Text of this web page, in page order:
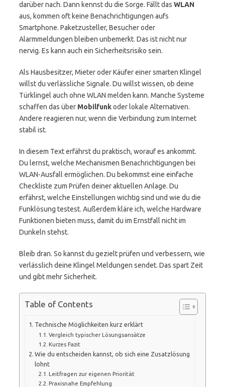
darüber nach. Dann kennst du die Sorge. Fällt das WLAN
aus, kommen oft keine Benachrichtigungen aufs
Smartphone. Paketzusteller, Besucher oder
Alarmmeldungen bleiben unbemerkt. Das ist nicht nur
nervig. Es kann auch ein Sicherheitsrisiko sein.
Als Hausbesitzer, Mieter oder Käufer einer smarten Klingel
willst du verlässliche Signale. Du willst wissen, ob deine
Türklingel auch ohne WLAN melden kann. Manche Systeme
schaffen das über Mobilfunkoder lokale Alternativen.
Andere reagieren nur, wenn die Verbindung zum Internet
stabil ist.
In diesem Text erfährst du praktisch, worauf es ankommt.
Du lernst, welche Mechanismen Benachrichtigungen bei
WLAN-Ausfall ermöglichen. Du bekommst eine einfache
Checkliste zum Prüfen deiner aktuellen Anlage. Du
erfährst, welche Einstellungen wichtig sind und wie du die
Funklösung testest. Außerdem kläre ich, welche Hardware
Funktionen bieten muss, damit du im Ernstfall nicht im
Dunkeln stehst.
Bleib dran. So kannst du gezielt prüfen und verbessern, wie
verlässlich deine Klingel Meldungen sendet. Das spart Zeit
und gibt mehr Sicherheit.
Table of Contents
Technische Möglichkeiten kurz erklärt
Vergleich typischer Lösungsansätze
Kurzes Fazit
Wie du entscheiden kannst, ob sich eine Zusatzlösung
lohnt
Leitfragen zur eigenen Priorität
Praxisnahe Empfehlung